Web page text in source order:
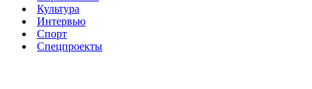
Культура
Интервью
Спорт
Спецпроекты